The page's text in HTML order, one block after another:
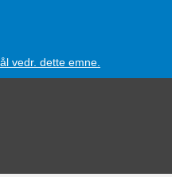
vedr. dette emne.